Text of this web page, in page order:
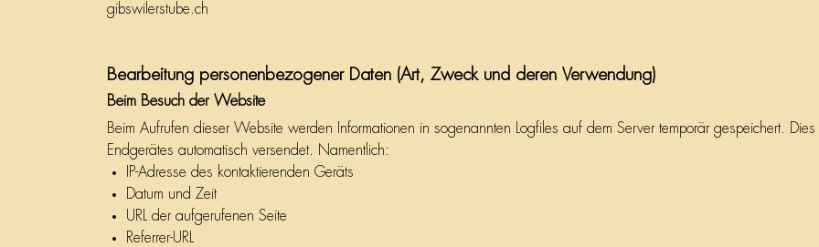
gibswilerstube.ch
Bearbeitung personenbezogener Daten (Art, Zweck und deren Verwendung)
Beim Besuch der Website
Beim Aufrufen dieser Website werden Informationen in sogenannten Logfiles auf dem Server temporär gespeichert.
Endgerätes automatisch versendet. Namentlich:
IP-Adresse des kontaktierenden Geräts
Datum und Zeit
URL der aufgerufenen Seite
Referrer-URL